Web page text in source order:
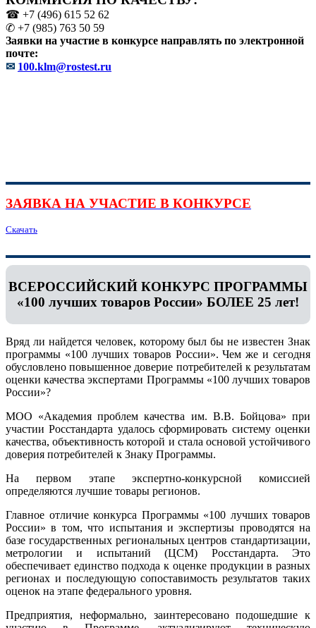
☎ +7 (496) 615 52 62
✆ +7 (985) 763 50 59
Заявки на участие в конкурсе направлять по электронной
почте:
✉ 100.klm@rostest.ru
ЗАЯВКА НА УЧАСТИЕ В КОНКУРСЕ
Скачать
ВСЕРОССИЙСКИЙ КОНКУРС ПРОГРАММЫ
«100 лучших товаров России» БОЛЕЕ 25 лет!
Вряд ли найдется человек, которому был бы не известен Знак
программы «100 лучших товаров России». Чем же и сегодня
обусловлено повышенное доверие потребителей к результатам
оценки качества экспертами Программы «100 лучших товаров
России»?
МОО «Академия проблем качества им. В.В. Бойцова» при
участии Росстандарта удалось сформировать систему оценки
качества, объективность которой и стала основой устойчивого
доверия потребителей к Знаку Программы.
На первом этапе экспертно-конкурсной комиссией
определяются лучшие товары регионов.
Главное отличие конкурса Программы «100 лучших товаров
России» в том, что испытания и экспертизы проводятся на
базе государственных региональных центров стандартизации,
метрологии и испытаний (ЦCM) Росстандарта. Это
обеспечивает единство подхода к оценке продукции в разных
регионах и последующую сопоставимость результатов таких
оценок на этапе федерального уровня.
Предприятия, неформально, заинтересовано подошедшие к